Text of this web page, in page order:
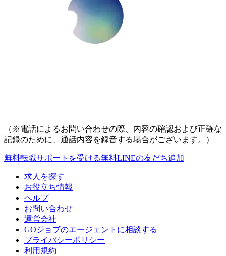
（※電話によるお問い合わせの際、内容の確認および正確な
記録のために、通話内容を録音する場合がございます。）
無料転職サポートを受ける無料LINEの友だち追加
求人を探す
お役立ち情報
ヘルプ
お問い合わせ
運営会社
GOジョブのエージェントに相談する
プライバシーポリシー
利用規約